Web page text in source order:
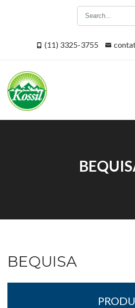
(11) 3325-3755
BEQUISA